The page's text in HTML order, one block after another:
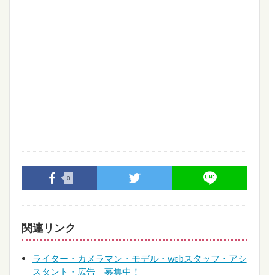
0
関連リンク
ライター・カメラマン・モデル・webスタッフ・アシ
スタント・広告 募集中！